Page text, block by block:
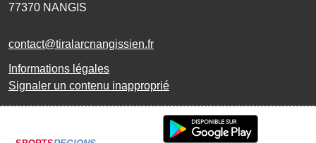
77370 NANGIS
contact@tiralarcnangissien.fr
Informations légales
Signaler un contenu inapproprié